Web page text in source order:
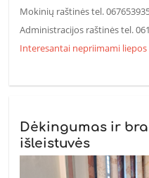
Mokinių raštinės tel.
Administracijos raštinės tel.
Interesantai nepriimami liepos
Dėkingumas ir
išleistuvės